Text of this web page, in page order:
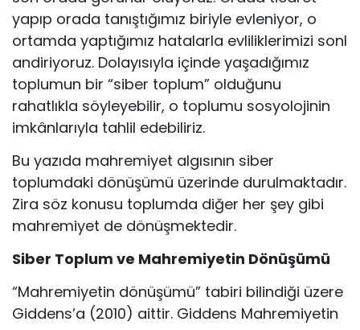
yapıp orada tanıştığımız biriyle evleniyor, o
ortamda yaptığımız hatalarla evliliklerimizi sonl
andiriyoruz. Dolayısıyla içinde yaşadığımız
toplumun bir “siber toplum” olduğunu
rahatlıkla söyleyebilir, o toplumu sosyolojinin
imkânlarıyla tahlil edebiliriz.
Bu yazıda mahremiyet algısının siber
toplumdaki dönüşümü üzerinde durulmaktadır.
Zira söz konusu toplumda diğer her şey gibi
mahremiyet de dönüşmektedir.
Siber Toplum ve Mahremiyetin Dönüşümü
“Mahremiyetin dönüşümü” tabiri bilindiği üzere
Giddens’a (2010) aittir. Giddens Mahremiyetin